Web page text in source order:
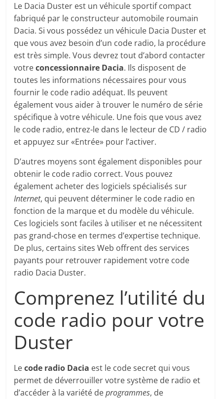
Le Dacia Duster est un véhicule sportif compact
fabriqué par le constructeur automobile roumain
Dacia. Si vous possédez un véhicule Dacia Duster et
que vous avez besoin d’un code radio, la procédure
est très simple. Vous devrez tout d’abord contacter
votreconcessionnaire Dacia. Ils disposent de
toutes les informations nécessaires pour vous
fournir le code radio adéquat. Ils peuvent
également vous aider à trouver le numéro de série
spécifique à votre véhicule. Une fois que vous avez
le code radio, entrez-le dans le lecteur de CD / radio
et appuyez sur «Entrée» pour l’activer.
D’autres moyens sont également disponibles pour
obtenir le code radio correct. Vous pouvez
également acheter des logiciels spécialisés sur
Internet, qui peuvent déterminer le code radio en
fonction de la marque et du modèle du véhicule.
Ces logiciels sont faciles à utiliser et ne nécessitent
pas grand-chose en termes d’expertise technique.
De plus, certains sites Web offrent des services
payants pour retrouver rapidement votre code
radio Dacia Duster.
Comprenez l’utilité du
code radio pour votre
Duster
Lecode radio Dacia est le code secret qui vous
permet de déverrouiller votre système de radio et
d’accéder à la variété deprogrammes, de